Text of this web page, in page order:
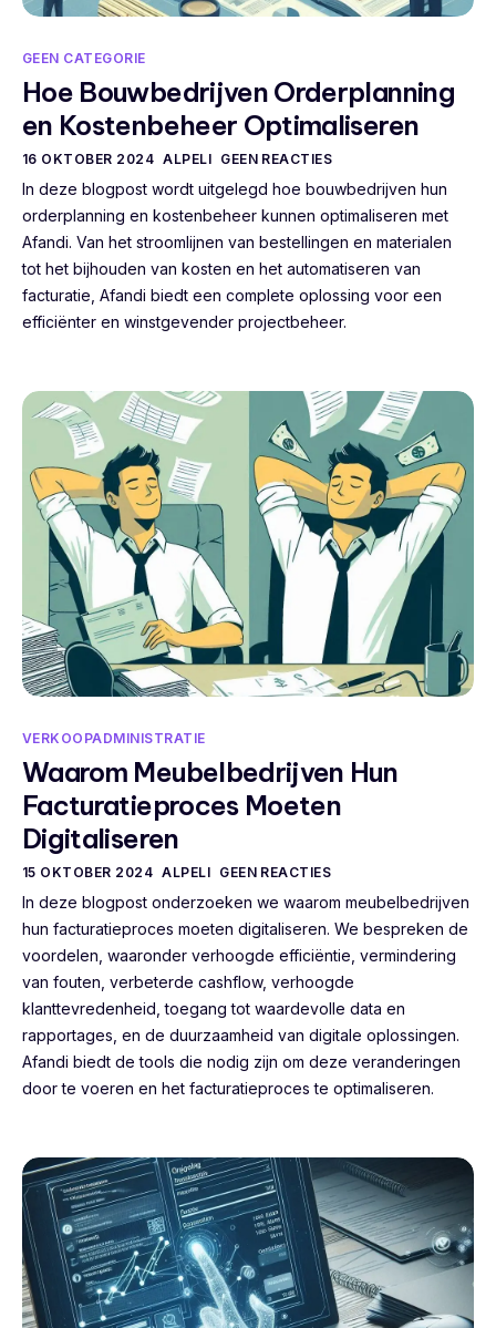
GEEN CATEGORIE
Hoe Bouwbedrijven Orderplanning
en Kostenbeheer Optimaliseren
16 OKTOBER 2024 ALPELI GEEN REACTIES
In deze blogpost wordt uitgelegd hoe bouwbedrijven hun
orderplanning en kostenbeheer kunnen optimaliseren met
Afandi. Van het stroomlijnen van bestellingen en materialen
tot het bijhouden van kosten en het automatiseren van
facturatie, Afandi biedt een complete oplossing voor een
efficiënter en winstgevender projectbeheer.
VERKOOPADMINISTRATIE
Waarom Meubelbedrijven Hun
Facturatieproces Moeten
Digitaliseren
15 OKTOBER 2024 ALPELI GEEN REACTIES
In deze blogpost onderzoeken we waarom meubelbedrijven
hun facturatieproces moeten digitaliseren. We bespreken de
voordelen, waaronder verhoogde efficiëntie, vermindering
van fouten, verbeterde cashflow, verhoogde
klanttevredenheid, toegang tot waardevolle data en
rapportages, en de duurzaamheid van digitale oplossingen.
Afandi biedt de tools die nodig zijn om deze veranderingen
door te voeren en het facturatieproces te optimaliseren.